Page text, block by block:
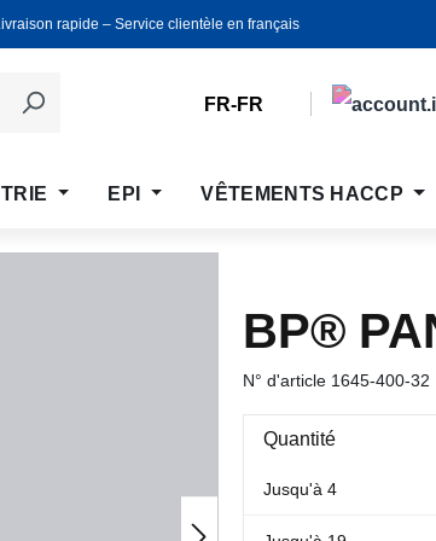
rapide ‒ Service clientèle en français
FR-FR
EPI VÊTEMENTS HACCP
BP®
N° d'article 1645-400-32
Quantité
Jusqu'à 4